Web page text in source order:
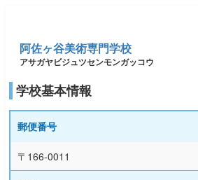
阿佐ヶ谷美術専門学校
アサガヤビジュツセンモンガッコウ
学校基本情報
郵便番号
〒166-0011